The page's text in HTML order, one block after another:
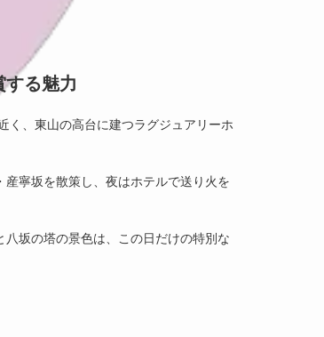
る魅力
く、東山の高台に建つラグジュアリーホ
寧坂を散策し、夜はホテルで送り火を
坂の塔の景色は、この日だけの特別な